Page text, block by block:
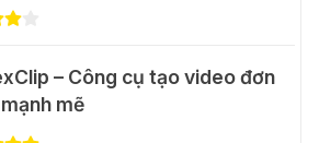
2026
miễn phí 30 video AI + 100
mỗi ngày với Dola.com
07 2026
– Công cụ tạo video đơn
mẽ